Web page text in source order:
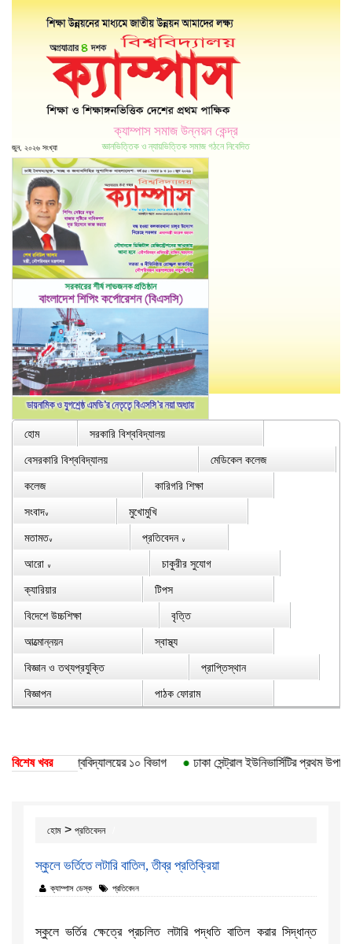
ক্যাম্পাস সমাজ উন্নয়ন কেন্দ্র
জ্ঞানভিত্তিক ও ন্যায়ভিত্তিক সমাজ গঠনে নিবেদিত
জুন, ২০২৬ সংখ্যা
হোম
সরকারি বিশ্ববিদ্যালয়
বেসরকারি বিশ্ববিদ্যালয়
মেডিকেল কলেজ
কলেজ
কারিগরি শিক্ষা
সংবাদ∨
মুখোমুখি
মতামত∨ প্রতিবেদন ∨
আরো ∨
চাকুরীর সুযোগ
ক্যারিয়ার
টিপস
বিদেশে উচ্চশিক্ষা
বৃত্তি
আত্মোন্নয়ন
স্বাস্থ্য
বিজ্ঞান ও তথ্যপ্রযুক্তি
প্রাপ্তিস্থান
বিজ্ঞাপন
পাঠক ফোরাম
বিশেষ খবরঢাকা বিশ্ববিদ্যালয়ের ১০ বিভাগ ঢাকা সেন্ট্রাল ইউনিভার্সিটির প্রথম
হোম > প্রতিবেদন
স্কুলে ভর্তিতে লটারি বাতিল, তীব্র প্রতিক্রিয়া
ক্যাম্পাস ডেস্ক প্রতিবেদন
স্কুলে ভর্তির ক্ষেত্রে প্রচলিত লটারি পদ্ধতি বাতিল করার সিদ্ধান্ত